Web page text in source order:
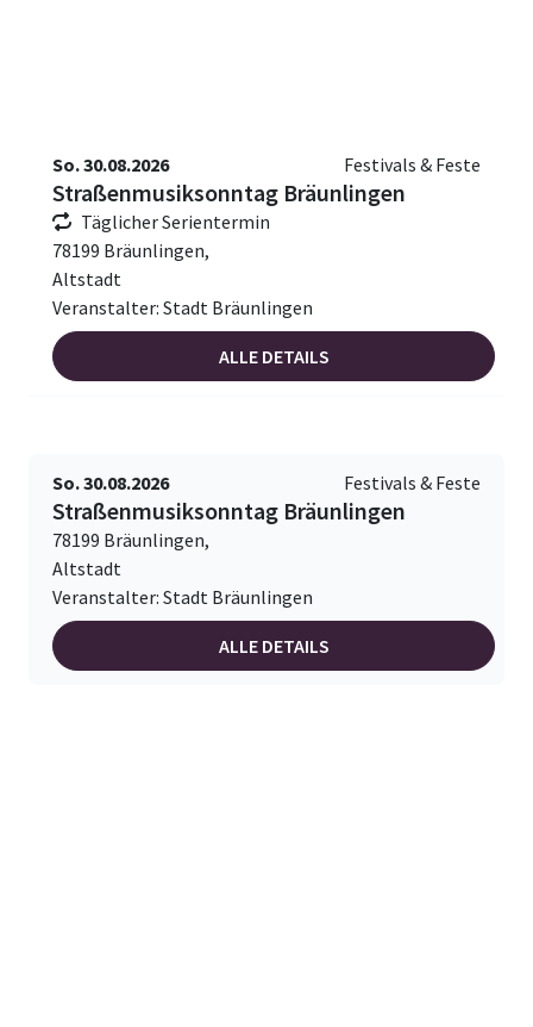
So. 30.08.2026 Festivals & Feste
Straßenmusiksonntag Bräunlingen
Täglicher Serientermin
78199 Bräunlingen,
Altstadt
Veranstalter: Stadt Bräunlingen
ALLE DETAILS
So. 30.08.2026 Festivals & Feste
Straßenmusiksonntag Bräunlingen
78199 Bräunlingen,
Altstadt
Veranstalter: Stadt Bräunlingen
ALLE DETAILS